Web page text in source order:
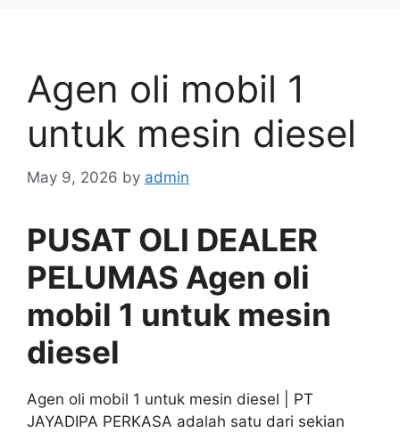
Agen oli mobil 1
untuk mesin diesel
May 9, 2026 by admin
PUSAT OLI DEALER
PELUMAS Agen oli
mobil 1 untuk mesin
diesel
Agen oli mobil 1 untuk mesin diesel | PT
JAYADIPA PERKASA adalah satu dari sekian